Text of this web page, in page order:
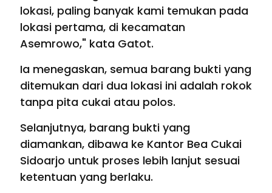
lokasi, paling banyak kami temukan pada
lokasi pertama, di kecamatan
Asemrowo," kata Gatot.
Ia menegaskan, semua barang bukti yang
ditemukan dari dua lokasi ini adalah rokok
tanpa pita cukai atau polos.
Selanjutnya, barang bukti yang
diamankan, dibawa ke Kantor Bea Cukai
Sidoarjo untuk proses lebih lanjut sesuai
ketentuan yang berlaku.